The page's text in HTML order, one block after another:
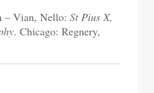
– Vian, Nello:St Pius X,
. Chicago: Regnery,